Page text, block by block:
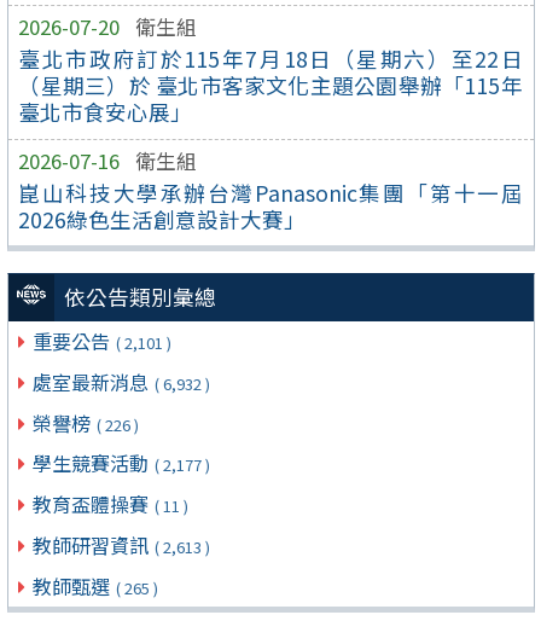
2026-07-20 衛生組
臺北市政府訂於115年7月18日（星期六）至22日
（星期三）於 臺北市客家文化主題公園舉辦「115年
臺北市食安心展」
2026-07-16 衛生組
崑山科技大學承辦台灣Panasonic集團「第十一屆
2026綠色生活創意設計大賽」
依公告類別彙總
重要公告 ( 2,101 )
處室最新消息 ( 6,932 )
榮譽榜 ( 226 )
學生競賽活動 ( 2,177 )
教育盃體操賽 ( 11 )
教師研習資訊 ( 2,613 )
教師甄選 ( 265 )